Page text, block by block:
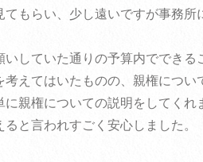
てもらい、少し遠いですが事務所
いしていた通りの予算内でできる
考えてはいたものの、親権につい
に親権についての説明をしてくれ
と言われすごく安心しました。